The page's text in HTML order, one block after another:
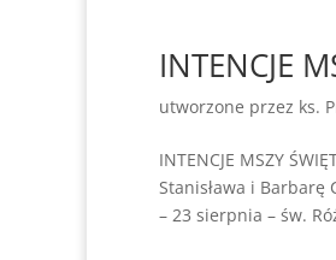
INTENCJE
utworzone przez ks.
INTENCJE MSZY
Stanisława i Barbarę
– 23 sierpnia – św.